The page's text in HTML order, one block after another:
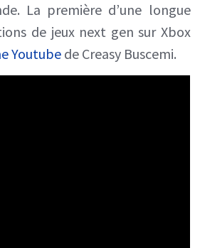
La première d’une longue
de jeux next gen sur Xbox
Youtubede Creasy Buscemi.